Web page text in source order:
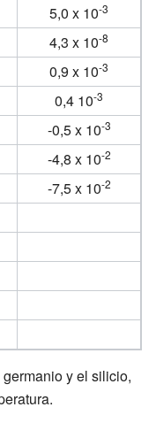
5,0 x 10-3
4,3 x 10-8
0,9 x 10-3
0,4 10-3
-0,5 x 10-3
-4,8 x 10-2
-7,5 x 10-2
y el silicio,